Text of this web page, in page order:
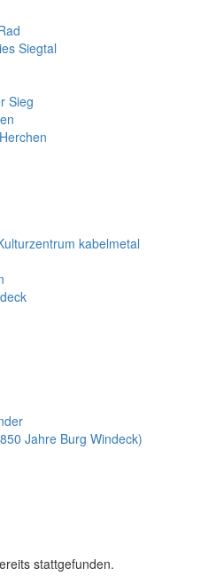
Siegtal
Sieg
kabelmetal
Jahre Burg Windeck)
stattgefunden.